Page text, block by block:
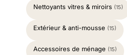
Nettoyants vitres & miroirs (15)
Extérieur & anti-mousse (15)
Accessoires de ménage (15)